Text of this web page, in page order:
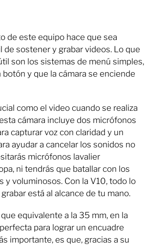
de este equipo hace que sea
sostener y grabar videos. Lo que
son los sistemas de menú simples,
botón y que la cámara se enciende
como el video cuando se realiza
cámara incluye dos micrófonos
capturar voz con claridad y un
ayudar a cancelar los sonidos no
micrófonos lavalier
ni tendrás que batallar con los
y voluminosos. Con la V10, todo lo
está al alcance de tu mano.
equivalente a la 35 mm, en la
para lograr un encuadre
importante, es que, gracias a su